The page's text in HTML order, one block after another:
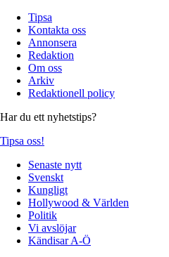
Tipsa
Kontakta oss
Annonsera
Redaktion
Om oss
Arkiv
Redaktionell policy
Har du ett nyhetstips?
Tipsa oss!
Senaste nytt
Svenskt
Kungligt
Hollywood & Världen
Politik
Vi avslöjar
Kändisar A-Ö